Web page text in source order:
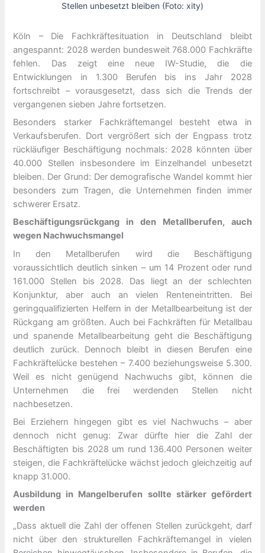
Stellen unbesetzt bleiben (Foto: xity)
Köln – Die Fachkräftesituation in Deutschland bleibt
angespannt: 2028 werden bundesweit 768.000 Fachkräfte
fehlen. Das zeigt eine neue IW-Studie, die die
Entwicklungen in 1.300 Berufen bis ins Jahr 2028
fortschreibt – vorausgesetzt, dass sich die Trends der
vergangenen sieben Jahre fortsetzen.
Besonders starker Fachkräftemangel besteht etwa in
Verkaufsberufen. Dort vergrößert sich der Engpass trotz
rückläufiger Beschäftigung nochmals: 2028 könnten über
40.000 Stellen insbesondere im Einzelhandel unbesetzt
bleiben. Der Grund: Der demografische Wandel kommt hier
besonders zum Tragen, die Unternehmen finden immer
schwerer Ersatz.
Beschäftigungsrückgang in den Metallberufen, auch
wegen Nachwuchsmangel
In den Metallberufen wird die Beschäftigung
voraussichtlich deutlich sinken – um 14 Prozent oder rund
161.000 Stellen bis 2028. Das liegt an der schlechten
Konjunktur, aber auch an vielen Renteneintritten. Bei
geringqualifizierten Helfern in der Metallbearbeitung ist der
Rückgang am größten. Auch bei Fachkräften für Metallbau
und spanende Metallbearbeitung geht die Beschäftigung
deutlich zurück. Dennoch bleibt in diesen Berufen eine
Fachkräftelücke bestehen – 7.400 beziehungsweise 5.300.
Weil es nicht genügend Nachwuchs gibt, können die
Unternehmen die frei werdenden Stellen nicht
nachbesetzen.
Bei Erziehern hingegen gibt es viel Nachwuchs – aber
dennoch nicht genug: Zwar dürfte hier die Zahl der
Beschäftigten bis 2028 um rund 136.400 Personen weiter
steigen, die Fachkräftelücke wächst jedoch gleichzeitig auf
knapp 31.000.
Ausbildung in Mangelberufen sollte stärker gefördert
werden
„Dass aktuell die Zahl der offenen Stellen zurückgeht, darf
nicht über den strukturellen Fachkräftemangel in vielen